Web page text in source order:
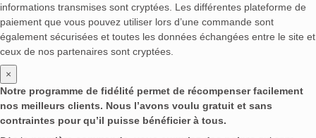
informations transmises sont cryptées. Les différentes plateforme de
paiement que vous pouvez utiliser lors d’une commande sont
également sécurisées et toutes les données échangées entre le site et
ceux de nos partenaires sont cryptées.
×
Notre programme de fidélité permet de récompenser facilement
nos meilleurs clients. Nous l’avons voulu gratuit et sans
contraintes pour qu’il puisse bénéficier à tous.